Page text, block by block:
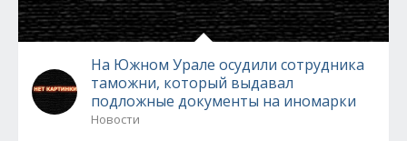
На Южном Урале осудили сотрудника
таможни, который выдавал
подложные документы на иномарки
Новости